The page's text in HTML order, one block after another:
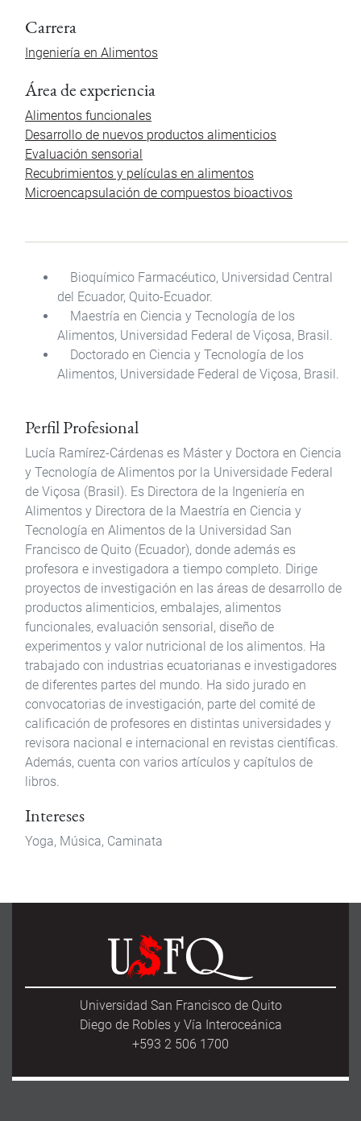
Carrera
Ingeniería en Alimentos
Área de experiencia
Alimentos funcionales
Desarrollo de nuevos productos alimenticios
Evaluación sensorial
Recubrimientos y películas en alimentos
Microencapsulación de compuestos bioactivos
Bioquímico Farmacéutico, Universidad Central
del Ecuador, Quito-Ecuador.
Maestría en Ciencia y Tecnología de los
Alimentos, Universidad Federal de Viçosa, Brasil.
Doctorado en Ciencia y Tecnología de los
Alimentos, Universidade Federal de Viçosa, Brasil.
Perfil Profesional
Lucía Ramírez-Cárdenas es Máster y Doctora en Ciencia
y Tecnología de Alimentos por la Universidade Federal
de Viçosa (Brasil). Es Directora de la Ingeniería en
Alimentos y Directora de la Maestría en Ciencia y
Tecnología en Alimentos de la Universidad San
Francisco de Quito (Ecuador), donde además es
profesora e investigadora a tiempo completo. Dirige
proyectos de investigación en las áreas de desarrollo de
productos alimenticios, embalajes, alimentos
funcionales, evaluación sensorial, diseño de
experimentos y valor nutricional de los alimentos. Ha
trabajado con industrias ecuatorianas e investigadores
de diferentes partes del mundo. Ha sido jurado en
convocatorias de investigación, parte del comité de
calificación de profesores en distintas universidades y
revisora nacional e internacional en revistas científicas.
Además, cuenta con varios artículos y capítulos de
libros.
Intereses
Yoga, Música, Caminata
Universidad San Francisco de Quito
Diego de Robles y Vía Interoceánica
+593 2 506 1700